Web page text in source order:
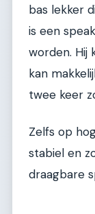
bas lekker
is een
worden. Hij
kan
twee keer
Zelfs op
stabiel en
draagbare